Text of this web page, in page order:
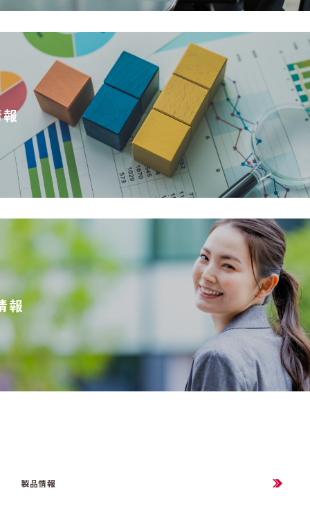
報
製品情報